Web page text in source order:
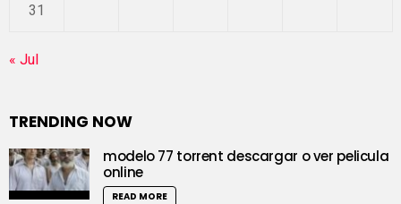
31
« Jul
TRENDING NOW
modelo 77 torrent descargar o ver pelicula
online
READ MORE